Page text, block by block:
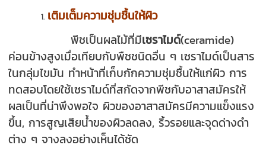
เติมเต็มความชุ่มชื้นให้ผิว
พีชเป็นผลไม้ที่มีเซราไมด์(ceramide)
ค่อนข้างสูงเมื่อเทียบกับพืชชนิดอื่น ๆ เซราไมด์เป็นสาร
ในกลุ่มไขมัน ทำหน้าที่เก็บกักความชุ่มชื้นให้แก่ผิว การ
ทดสอบโดยใช้เซราไมด์ที่สกัดจากพีชกับอาสาสมัครให้
ผลเป็นที่น่าพึงพอใจ ผิวของอาสาสมัครมีความแข็งแรง
ขึ้น, การสูญเสียน้ำของผิวลดลง, ริ้วรอยและจุดด่างดำ
ต่าง ๆ จางลงอย่างเห็นได้ชัด